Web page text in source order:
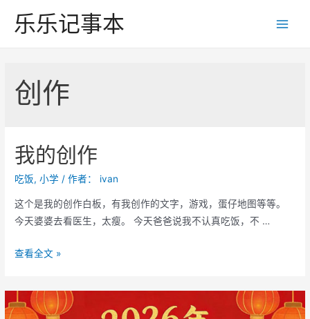
乐乐记事本
创作
我的创作
吃饭,小学 / 作者： ivan
这个是我的创作白板，有我创作的文字，游戏，蛋仔地图等等。
今天婆婆去看医生，太瘦。 今天爸爸说我不认真吃饭，不 …
我
作
查看全文 »